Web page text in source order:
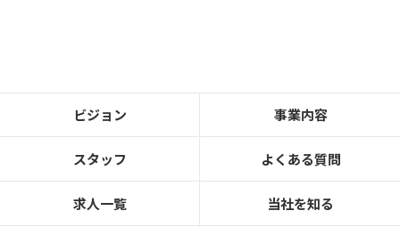
ビジョン 事業内容
スタッフ よくある質問
求人一覧 当社を知る